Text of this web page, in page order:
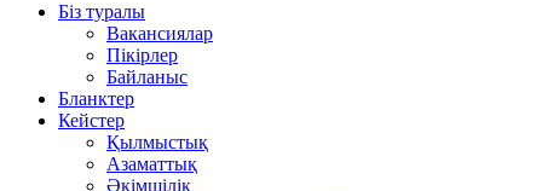
Біз туралы
Вакансиялар
Пікірлер
Байланыс
Бланктер
Кейстер
Қылмыстық
Азаматтық
Әкімшілік